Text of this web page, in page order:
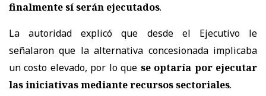
finalmente sí serán ejecutados.
La autoridad explicó que desde el Ejecutivo le
señalaron que la alternativa concesionada implicaba
un costo elevado, por lo que se optaría por ejecutar
las iniciativas mediante recursos sectoriales.